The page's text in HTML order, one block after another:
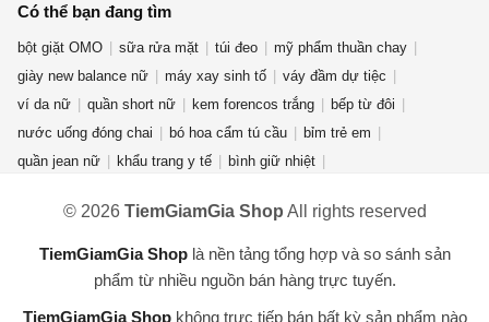
Có thể bạn đang tìm
bột giặt OMO sữa rửa mặt túi đeo
mỹ phẩm thuần chay
giày new balance nữ
máy xay sinh tố
váy đầm dự tiệc
ví da nữ
quần short nữ kem forencos trắng
bếp từ đôi
nước uống đóng chai
bó hoa cẩm tú cầu
bỉm trẻ em
quần jean nữ
khẩu trang y tế
bình giữ nhiệt
dụng cụ nhà bếp
chuồng mèo máy lọc không khí
quạt điều hòa
bàn ghế gấp gọn
máy hàn laser lò vi sóng
fujifilm
máy lọc nước RO
gấu bông hải cẩu áo hoodie unisex
© 2026 TiemGiamGia Shop All rights reserved
TiemGiamGia Shoplà nền tảng tổng hợp và so sánh sản
phẩm từ nhiều nguồn bán hàng trực tuyến.
TiemGiamGia Shopkhông trực tiếp bán bất kỳ sản phẩm nào